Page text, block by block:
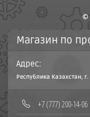
©
Магазин по
Адрес:
Республика Казахстан,
‪+7 (777) 200-14-06